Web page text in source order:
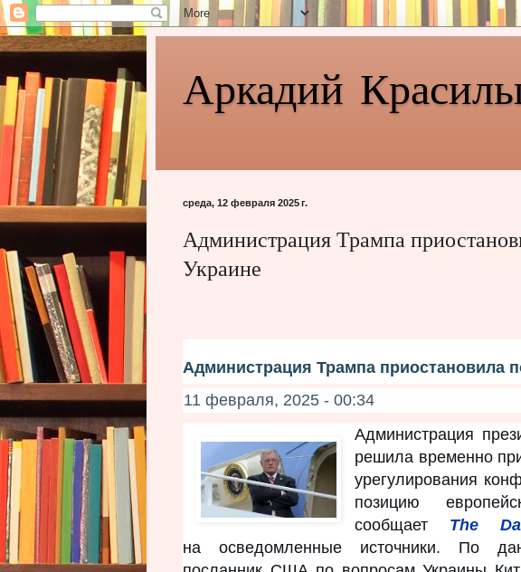
Аркадий
среда, 12 февраля 2025 г.
Администрация Трампа
Украине
Администрация Трампа приостановила
11 февраля, 2025 - 00:34
Администрация
решила временно
урегулирования
позицию
сообщает The
на осведомленные источники. По